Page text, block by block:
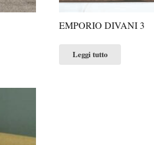
EMPORIO DIVANI 3
Leggi tutto